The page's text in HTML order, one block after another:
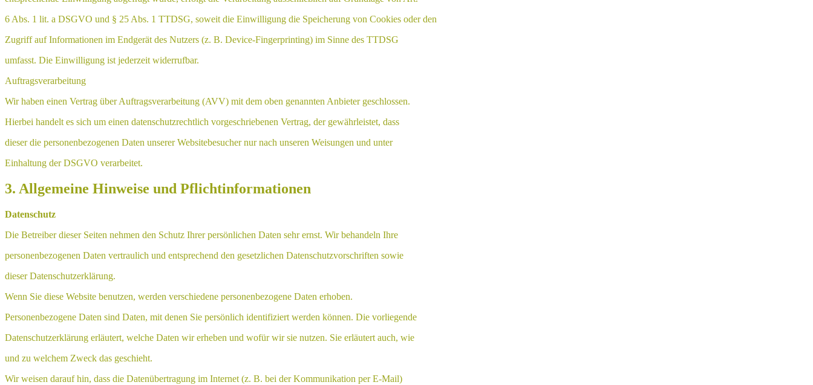
6 Abs. 1 lit. a DSGVO und § 25 Abs. 1 TTDSG, soweit die Einwilligung die Speicherung von Cookies oder den
Zugriff auf Informationen im Endgerät des Nutzers (z. B. Device-Fingerprinting) im Sinne des TTDSG
umfasst. Die Einwilligung ist jederzeit widerrufbar.
Auftragsverarbeitung
Wir haben einen Vertrag über Auftragsverarbeitung (AVV) mit dem oben genannten Anbieter geschlossen.
Hierbei handelt es sich um einen datenschutzrechtlich vorgeschriebenen Vertrag, der gewährleistet, dass
dieser die personenbezogenen Daten unserer Websitebesucher nur nach unseren Weisungen und unter
Einhaltung der DSGVO verarbeitet.
3. Allgemeine Hinweise und Pflichtinformationen
Datenschutz
Die Betreiber dieser Seiten nehmen den Schutz Ihrer persönlichen Daten sehr ernst. Wir behandeln Ihre
personenbezogenen Daten vertraulich und entsprechend den gesetzlichen Datenschutzvorschriften sowie
dieser Datenschutzerklärung.
Wenn Sie diese Website benutzen, werden verschiedene personenbezogene Daten erhoben.
Personenbezogene Daten sind Daten, mit denen Sie persönlich identifiziert werden können. Die vorliegende
Datenschutzerklärung erläutert, welche Daten wir erheben und wofür wir sie nutzen. Sie erläutert auch, wie
und zu welchem Zweck das geschieht.
Wir weisen darauf hin, dass die Datenübertragung im Internet (z. B. bei der Kommunikation per E-Mail)